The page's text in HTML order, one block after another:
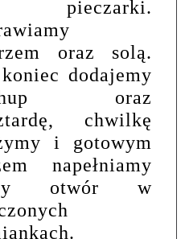
pieczarki.
oraz solą.
dodajemy
oraz
chwilkę
i gotowym
napełniamy
otwór w